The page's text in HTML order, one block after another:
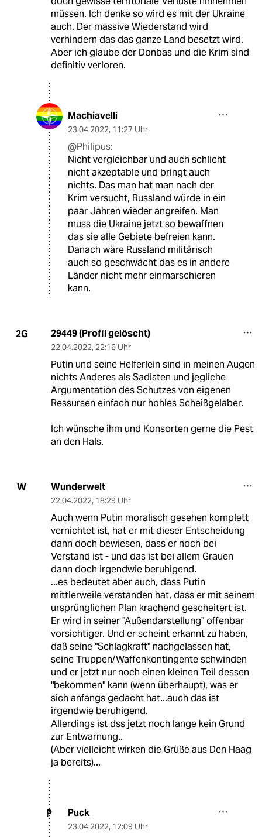
müssen. Ich denke so wird es mit der Ukraine
auch. Der massive Wiederstand wird
verhindern das das ganze Land besetzt wird.
Aber ich glaube der Donbas und die Krim sind
definitiv verloren.
Machiavelli
23.04.2022, 11:27 Uhr
@Philipus:
Nicht vergleichbar und auch schlicht
nicht akzeptable und bringt auch
nichts. Das man hat man nach der
Krim versucht, Russland würde in ein
paar Jahren wieder angreifen. Man
muss die Ukraine jetzt so bewaffnen
das sie alle Gebiete befreien kann.
Danach wäre Russland militärisch
auch so geschwächt das es in andere
Länder nicht mehr einmarschieren
kann.
2G 29449 (Profil gelöscht)
22.04.2022, 22:16 Uhr
Putin und seine Helferlein sind in meinen Augen
nichts Anderes als Sadisten und jegliche
Argumentation des Schutzes von eigenen
Ressursen einfach nur hohles Scheißgelaber.
Ich wünsche ihm und Konsorten gerne die Pest
an den Hals.
W Wunderwelt
22.04.2022, 18:29 Uhr
Auch wenn Putin moralisch gesehen komplett
vernichtet ist, hat er mit dieser Entscheidung
dann doch bewiesen, dass er noch bei
Verstand ist - und das ist bei allem Grauen
dann doch irgendwie beruhigend.
...es bedeutet aber auch, dass Putin
mittlerweile verstanden hat, dass er mit seinem
ursprünglichen Plan krachend gescheitert ist.
Er wird in seiner "Außendarstellung" offenbar
vorsichtiger. Und er scheint erkannt zu haben,
daß seine "Schlagkraft" nachgelassen hat,
seine Truppen/Waffenkontingente schwinden
und er jetzt nur noch einen kleinen Teil dessen
"bekommen" kann (wenn überhaupt), was er
sich anfangs gedacht hat...auch das ist
irgendwie beruhigend.
Allerdings ist dss jetzt noch lange kein Grund
zur Entwarnung..
(Aber vielleicht wirken die Grüße aus Den Haag
ja bereits)...
P Puck
23.04.2022, 12:09 Uhr